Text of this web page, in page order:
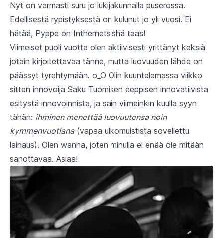
Nyt on varmasti suru jo lukijakunnalla puserossa.
Edellisestä rypistyksestä on kulunut jo yli vuosi. Ei
hätää, Pyppe on Inthernetsishä taas!
Viimeiset puoli vuotta olen aktiivisesti yrittänyt keksiä
jotain kirjoitettavaa tänne, mutta luovuuden lähde on
päässyt tyrehtymään. o_O Olin kuuntelemassa viikko
sitten innovoija Saku Tuomisen eeppisen innovatiivista
esitystä innovoinnista, ja sain viimeinkin kuulla syyn
tähän: ihminen menettää luovuutensa noin
kymmenvuotiana(vapaa ulkomuistista sovellettu
lainaus). Olen wanha, joten minulla ei enää ole mitään
sanottavaa. Asiaa!